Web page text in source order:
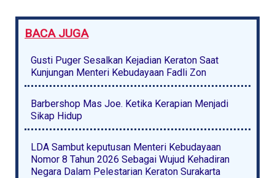
BACA JUGA
Gusti Puger Sesalkan Kejadian Keraton Saat
Kunjungan Menteri Kebudayaan Fadli Zon
Barbershop Mas Joe. Ketika Kerapian Menjadi
Sikap Hidup
LDA Sambut keputusan Menteri Kebudayaan
Nomor 8 Tahun 2026 Sebagai Wujud Kehadiran
Negara Dalam Pelestarian Keraton Surakarta